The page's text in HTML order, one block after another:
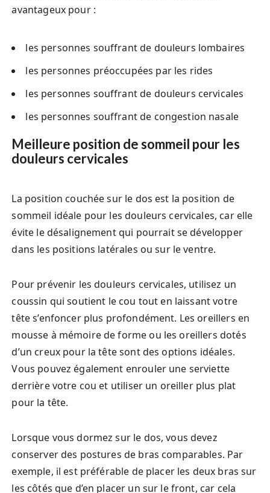
avantageux pour :
les personnes souffrant de douleurs lombaires
les personnes préoccupées par les rides
les personnes souffrant de douleurs cervicales
les personnes souffrant de congestion nasale
Meilleure position de sommeil pour les
douleurs cervicales
La position couchée sur le dos est la position de
sommeil idéale pour les douleurs cervicales, car elle
évite le désalignement qui pourrait se développer
dans les positions latérales ou sur le ventre.
Pour prévenir les douleurs cervicales, utilisez un
coussin qui soutient le cou tout en laissant votre
tête s’enfoncer plus profondément. Les oreillers en
mousse à mémoire de forme ou les oreillers dotés
d’un creux pour la tête sont des options idéales.
Vous pouvez également enrouler une serviette
derrière votre cou et utiliser un oreiller plus plat
pour la tête.
Lorsque vous dormez sur le dos, vous devez
conserver des postures de bras comparables. Par
exemple, il est préférable de placer les deux bras sur
les côtés que d’en placer un sur le front, car cela